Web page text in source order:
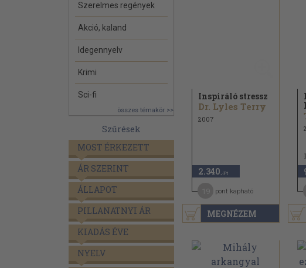
Szerelmes regények
Akció, kaland
Idegennyelv
Krimi
Sci-fi
összes témakör >>
Szűrések
MOST ÉRKEZETT
ÁR SZERINT
ÁLLAPOT
PILLANATNYI ÁR
KIADÁS ÉVE
NYELV
MEGNÉZEM
Inspiráló stressz
Dr. Lyles Terry
2007
2.340 ,-Ft
pont kapható